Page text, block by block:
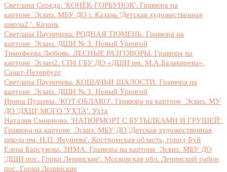
Светлана Середа. 'КОНЁК-ГОРБУНОК'. Гравюра на
картоне_Эскиз. МБУ ДО г. Казань 'Детская художественная
школа2 '. Казань
Светлана Пауничева. РОДНАЯ ТЮМЕНЬ. Гравюра на
картоне_Эскиз. ДШИ № 3. Новый Уренгой
Тимофеева Любовь. ЛЕСНЫЕ РАЗГОВОРЫ. Гравюра на
картоне_Эскиз2. СПб ГБУ ДО «ДШИ им. М.А.Балакирева».
Санкт-Петербург
Светлана Пауничева. КОШАЧЬИ ШАЛОСТИ. Гравюра на
картоне_Эскиз. ДШИ № 3. Новый Уренгой
Ирина Пушина. 'КОТ-ОБЛАКО'. Гравюра на картоне_Эскиз. МУ
ДО 'ДХШ' МОГО 'УХТА'. Ухта
Наталия Смирнова. 'НАТЮРМОРТ С БУТЫЛКАМИ И ГРУШЕЙ'.
Гравюра на картоне_Эскиз. МБУ ДО 'Детская художественная
школа им. Н.П. Якушева'. Костромская область, город Буй
Елена Барсукова. ЗИМА. Гравюра на картоне_Эскиз. МБУ ДО
'ДШИ пос. Горки Ленинские'. Московская обл. Ленинский район
пос. Горки Ленинские